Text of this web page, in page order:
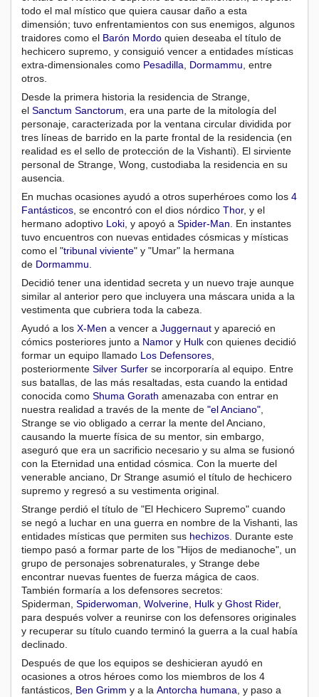
todo el mal místico que quiera causar daño a esta
dimensión; tuvo enfrentamientos con sus enemigos, algunos
traidores como el Barón Mordo quien deseaba el título de
hechicero supremo, y consiguió vencer a entidades místicas
extra-dimensionales como Pesadilla, Dormammu, entre
otros.
Desde la primera historia la residencia de Strange,
el Sanctum Sanctorum, era una parte de la mitología del
personaje, caracterizada por la ventana circular dividida por
tres líneas de barrido en la parte frontal de la residencia (en
realidad es el sello de protección de la Vishanti). El sirviente
personal de Strange, Wong, custodiaba la residencia en su
ausencia.
En muchas ocasiones ayudó a otros superhéroes como los 4
Fantásticos, se encontró con el dios nórdico Thor, y el
hermano adoptivo Loki, y apoyó a Spider-Man. En instantes
tuvo encuentros con nuevas entidades cósmicas y místicas
como el "tribunal viviente" y "Umar" la hermana
de Dormammu.
Decidió tener una identidad secreta y un nuevo traje aunque
similar al anterior pero que incluyera una máscara unida a la
vestimenta que cubriera toda la cabeza.
Ayudó a los X-Men a vencer a Juggernaut y apareció en
cómics posteriores junto a Namor y Hulk con quienes decidió
formar un equipo llamado Los Defensores,
posteriormente Silver Surfer se incorporaría al equipo. Entre
sus batallas, de las más resaltadas, esta cuando la entidad
conocida como Shuma Gorath amenazaba con entrar en
nuestra realidad a través de la mente de "el Anciano",
Strange se vio obligado a cerrar la mente del Anciano,
causando la muerte física de su mentor, sin embargo,
aseguró que era un sacrificio necesario y su alma se fusionó
con la Eternidad una entidad cósmica. Con la muerte del
venerable anciano, Dr Strange asumió el título de hechicero
supremo y regresó a su vestimenta original.
Strange perdió el título de "El Hechicero Supremo" cuando
se negó a luchar en una guerra en nombre de la Vishanti, las
entidades místicas que permiten sus hechizos. Durante este
tiempo pasó a formar parte de los "Hijos de medianoche", un
grupo de personajes sobrenaturales, y Strange debe
encontrar nuevas fuentes de fuerza mágica de caos.
También formaría a los defensores secretos:
Spiderman, Spiderwoman, Wolverine, Hulk y Ghost Rider,
para después volver a reunirse con los defensores originales
y recuperar su título cuando terminó la guerra a la cual había
declinado.
Después de que los equipos se deshicieran ayudó en
ocasiones a otros héroes como los miembros de los 4
fantásticos, Ben Grimm y a la Antorcha humana, y paso a